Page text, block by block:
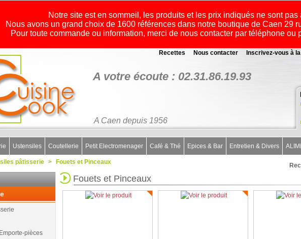
Notre site est en sommeil, les produits et les prix indiqués ne sont pas
Nous avons un grand choix de 1600 références dans notre boutique de Caen 29
Pour toute commande ou information, merci de nous contacter par téléphone ou
Recettes Nous contacter Inscrivez-vous à
A votre écoute : 02.31.86.19.93
A Caen depuis 1956
Ustensiles Coutellerie Petit Electromenager Café & Thé Epices & Bar Entretien & Divers
pâtisserie > Fouets et Pinceaux
pièces
Fouets et Pinceaux